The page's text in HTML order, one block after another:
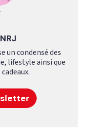
un condensé des
lifestyle ainsi que